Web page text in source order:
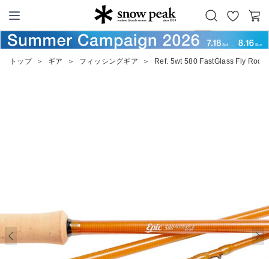
Snow Peak
お
気
カ
ー
トップ ＞ ギア ＞ フィッシングギア ＞ Ref. 5wt 580 FastGlass Fly Rod -